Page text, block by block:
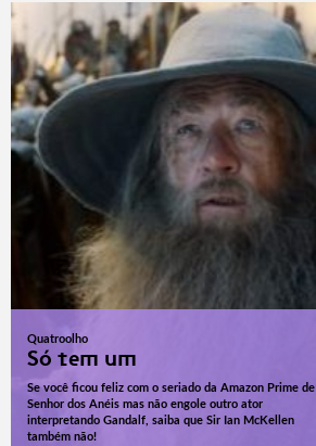
Quatroolho
Só tem um
Se você ficou feliz com o seriado da Amazon Prime de
Senhor dos Anéis mas não engole outro ator
interpretando Gandalf, saiba que Sir Ian McKellen
também não!